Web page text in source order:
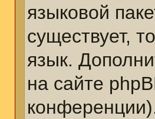
языковой
существует,
язык.
на сайте